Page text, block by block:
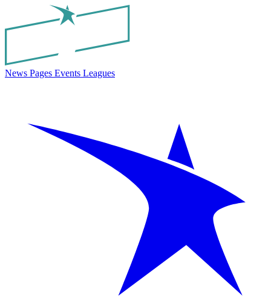
News Pages Events Leagues